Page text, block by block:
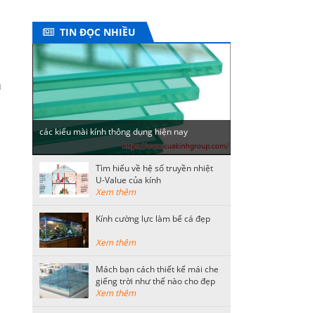
TIN ĐỌC NHIỀU
các kiểu mài kính thông dụng hiện nay
Tìm hiểu về hệ số truyền nhiệt
U-Value của kính
Xem thêm
Kính cường lực làm bể cá đẹp
Xem thêm
Mách bạn cách thiết kế mái che
giếng trời như thế nào cho đẹp
Xem thêm